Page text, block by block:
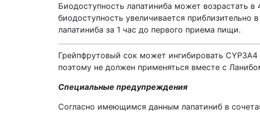
Биодоступность лапатиниба может возрастать
биодоступность увеличивается
лапатиниба за 1 час до первого приема пищи.
Грейпфрутовый сок может ингибировать
поэтому не должен применяться вместе с
Специальные предупреждения
Согласно имеющимся данным лапатиниб в